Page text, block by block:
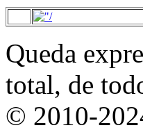
Queda
total, de
© 2010-